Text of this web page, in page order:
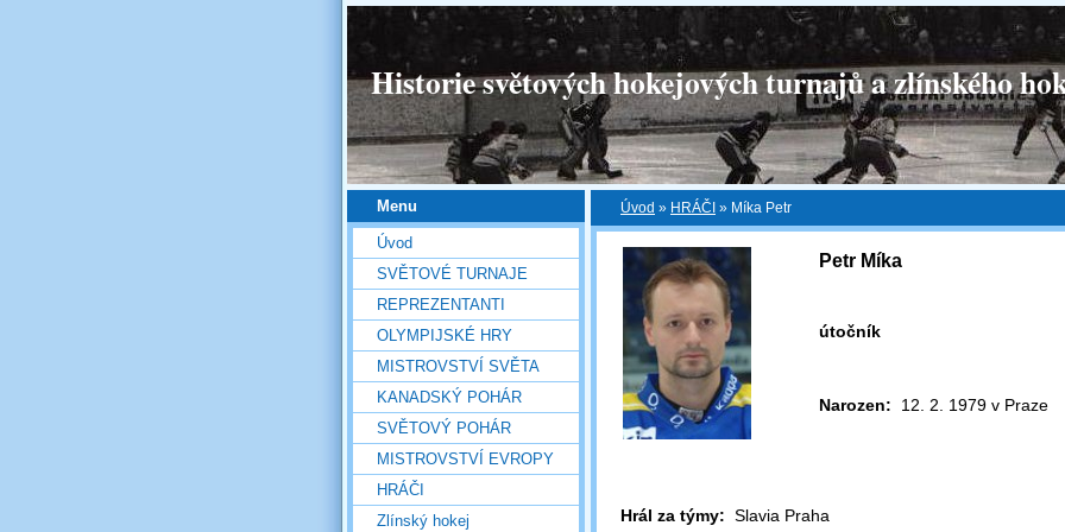
Historie světových hokejových turnajů a zlínského
Úvod » HRÁČI » Míka Petr
Petr Míka
útočník
Narozen: 12. 2. 1979 v Praze
Hrál za týmy: Slavia Praha
Menu
Úvod
SVĚTOVÉ TURNAJE
REPREZENTANTI
OLYMPIJSKÉ HRY
MISTROVSTVÍ SVĚTA
KANADSKÝ POHÁR
SVĚTOVÝ POHÁR
MISTROVSTVÍ EVROPY
HRÁČI
Zlínský hokej